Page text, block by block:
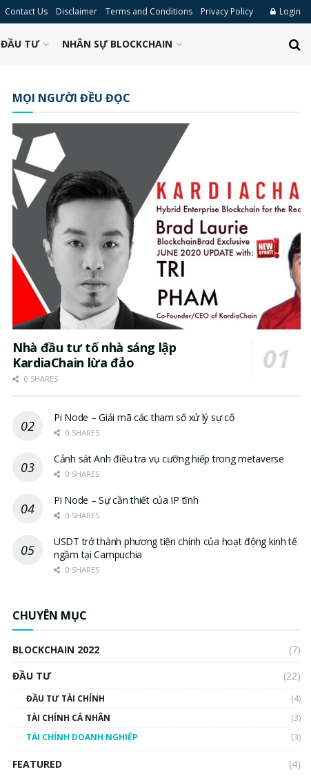
Contact Us Disclaimer Terms and Conditions Privacy Policy Login
ĐẦU TƯ NHÂN SỰ BLOCKCHAIN
MỌI NGƯỜI ĐỀU ĐỌC
Nhà đầu tư tố nhà sáng lập
KardiaChain lừa đảo
0 SHARES
Pi Node – Giải mã các tham số xử lý sự cố
0 SHARES
Cảnh sát Anh điều tra vụ cưỡng hiếp trong metaverse
0 SHARES
Pi Node – Sự cần thiết của IP tĩnh
0 SHARES
USDT trở thành phương tiện chính của hoạt động kinh tế
ngầm tại Campuchia
0 SHARES
CHUYÊN MỤC
BLOCKCHAIN 2022
(7)
ĐẦU TƯ
(22)
ĐẦU TƯ TÀI CHÍNH
(4)
TÀI CHÍNH CÁ NHÂN
(3)
TÀI CHÍNH DOANH NGHIỆP
(3)
FEATURED
(4)